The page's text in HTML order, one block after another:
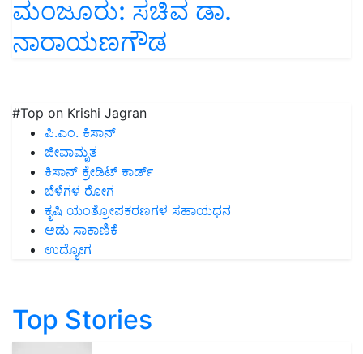
ಮಂಜೂರು: ಸಚಿವ ಡಾ.
ನಾರಾಯಣಗೌಡ
#Top on Krishi Jagran
ಪಿ.ಎಂ. ಕಿಸಾನ್
ಜೀವಾಮೃತ
ಕಿಸಾನ್ ಕ್ರೇಡಿಟ್ ಕಾರ್ಡ್
ಬೆಳೆಗಳ ರೋಗ
ಕೃಷಿ ಯಂತ್ರೋಪಕರಣಗಳ ಸಹಾಯಧನ
ಆಡು ಸಾಕಾಣಿಕೆ
ಉದ್ಯೋಗ
Top Stories